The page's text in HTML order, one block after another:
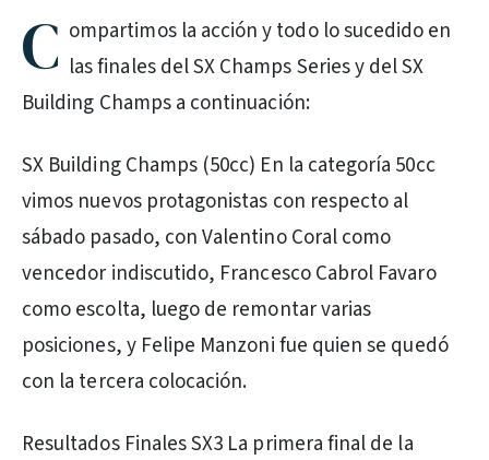
C ompartimos la acción y todo lo sucedido en
las finales del SX Champs Series y del SX
Building Champs a continuación:
SX Building Champs (50cc) En la categoría 50cc
vimos nuevos protagonistas con respecto al
sábado pasado, con Valentino Coral como
vencedor indiscutido, Francesco Cabrol Favaro
como escolta, luego de remontar varias
posiciones, y Felipe Manzoni fue quien se quedó
con la tercera colocación.
Resultados Finales SX3 La primera final de la